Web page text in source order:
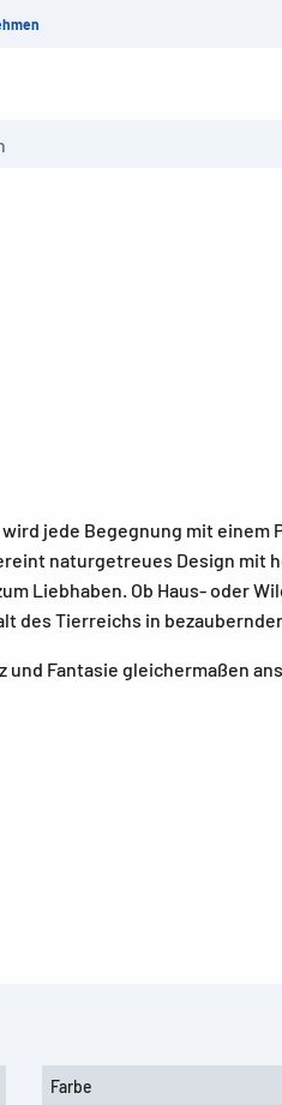
jede Begegnung mit
naturgetreues Design mit
Liebhaben. Ob Haus- oder
des Tierreichs in
und Fantasie gleichermaßen
Farbe